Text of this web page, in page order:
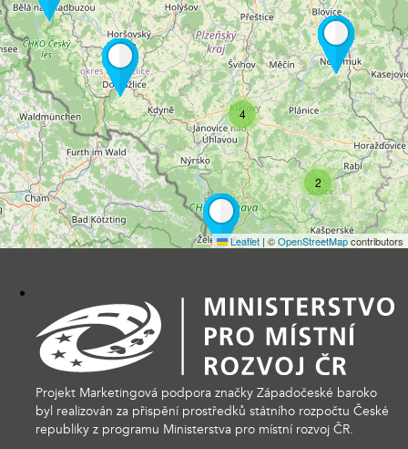
2
4
Leaflet | ©OpenStreetMapcontributors
Projekt Marketingová podpora značky Západočeské baroko
byl realizován za přispění prostředků státního rozpočtu České
republiky z programu Ministerstva pro místní rozvoj ČR.